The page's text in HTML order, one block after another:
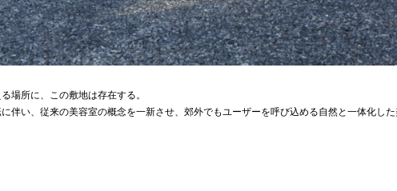
場所に、この敷地は存在する。
伴い、従来の美容室の概念を一新させ、郊外でもユーザーを呼び込める自然と一体化した